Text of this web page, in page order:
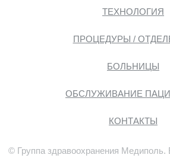
ТЕХНОЛОГИЯ
ПРОЦЕДУРЫ /
БОЛЬНИЦЫ
ОБСЛУЖИВАНИЕ
КОНТАКТЫ
© Группа здравоохранения